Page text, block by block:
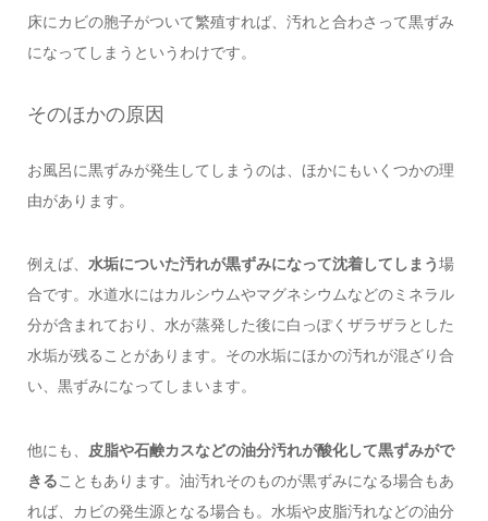
床にカビの胞子がついて繁殖すれば、汚れと合わさって黒ずみ
になってしまうというわけです。
そのほかの原因
お風呂に黒ずみが発生してしまうのは、ほかにもいくつかの理
由があります。
例えば、 水垢についた汚れが黒ずみになって沈着してしまう場
合です。水道水にはカルシウムやマグネシウムなどのミネラル
分が含まれており、水が蒸発した後に白っぽくザラザラとした
水垢が残ることがあります。その水垢にほかの汚れが混ざり合
い、黒ずみになってしまいます。
他にも、
皮脂や石鹸カスなどの油分汚れが酸化して黒ずみがで
きることもあります。油汚れそのものが黒ずみになる場合もあ
れば、カビの発生源となる場合も。水垢や皮脂汚れなどの油分